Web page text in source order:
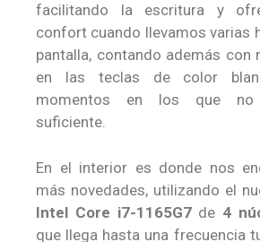
facilitando la escritura y
confort cuando llevamos varias
pantalla, contando además con
en las teclas de color
momentos en los que no
suficiente.
En el interior es donde nos
más novedades, utilizando el
Intel Core i7-1165G7de 4
que llega hasta una frecuencia